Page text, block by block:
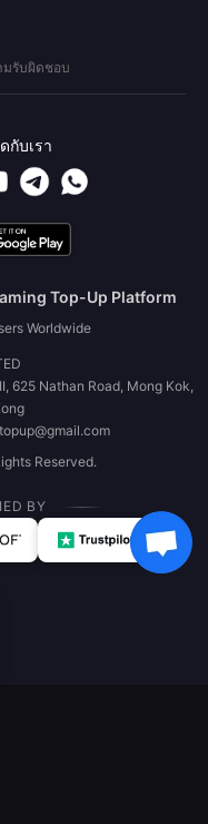
มรับผิดชอบ
กับเรา
Top-Up Platform
Worldwide
625 Nathan Road, Mong Kok,
Reserved.
BY